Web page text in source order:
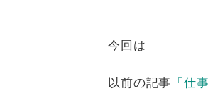
今回は
以前の記事 「仕